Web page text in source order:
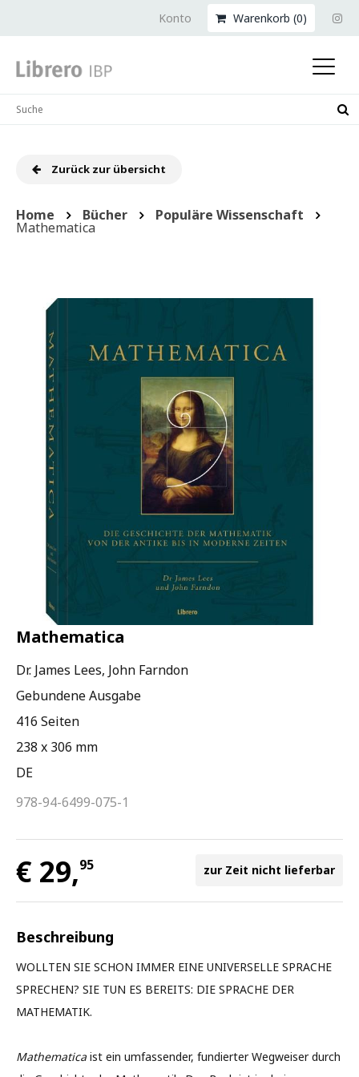
Konto Warenkorb (0)
Zurück zur übersicht
Home Bücher Populäre Wissenschaft
Mathematica
Mathematica
Dr. James Lees, John Farndon
Gebundene Ausgabe
416 Seiten
238 x 306 mm
DE
978-94-6499-075-1
€ 29,95 zur Zeit nicht lieferbar
Beschreibung
WOLLTEN SIE SCHON IMMER EINE UNIVERSELLE SPRACHE
SPRECHEN? SIE TUN ES BEREITS: DIE SPRACHE DER
MATHEMATIK.
Mathematica ist ein umfassender, fundierter Wegweiser durch